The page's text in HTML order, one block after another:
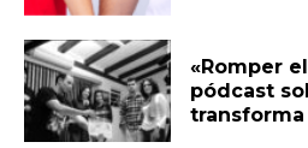
«Romper
pódcast